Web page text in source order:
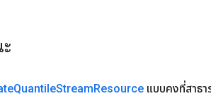
QuantileStreamResource แบบคงที่สาธ